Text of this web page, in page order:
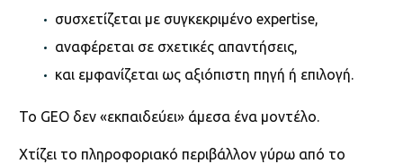
συσχετίζεται με συγκεκριμένο expertise,
αναφέρεται σε σχετικές απαντήσεις,
και εμφανίζεται ως αξιόπιστη πηγή ή επιλογή.
Το GEO δεν «εκπαιδεύει» άμεσα ένα μοντέλο.
Χτίζει το πληροφοριακό περιβάλλον γύρω από το